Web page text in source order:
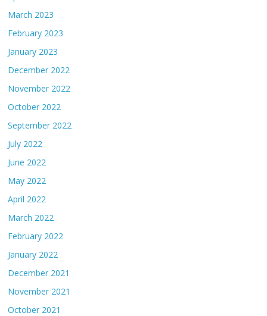
March 2023
February 2023
January 2023
December 2022
November 2022
October 2022
September 2022
July 2022
June 2022
May 2022
April 2022
March 2022
February 2022
January 2022
December 2021
November 2021
October 2021